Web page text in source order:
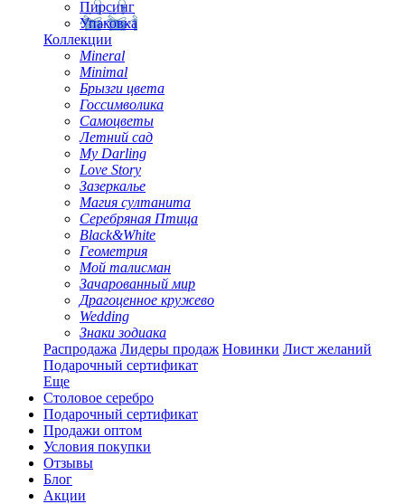
Пирсинг
Упаковка
Коллекции
Mineral
Minimal
Брызги цвета
Госсимволика
Самоцветы
Летний сад
My Darling
Love Story
Зазеркалье
Магия султанита
Серебряная Птица
Black&White
Геометрия
Мой талисман
Зачарованный мир
Драгоценное кружево
Wedding
Знаки зодиака
Распродажа Лидеры продаж Новинки Лист желаний
Подарочный сертификат
Еще
Столовое серебро
Подарочный сертификат
Продажи оптом
Условия покупки
Отзывы
Блог
Акции